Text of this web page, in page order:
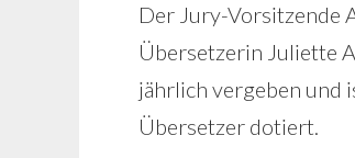
Der Jury-Vorsitzende
Übersetzerin Juliette
jährlich vergeben und
Übersetzer dotiert.